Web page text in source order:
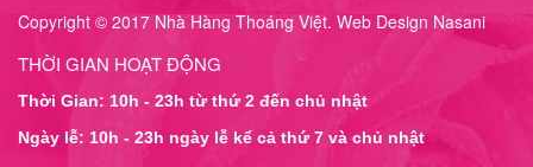
Copyright © 2017 Nhà Hàng Thoáng Việt. Web Design Nasani
THỜI GIAN HOẠT ĐỘNG
Thời Gian: 10h - 23h từ thứ 2 đến chủ nhật
Ngày lễ: 10h - 23h ngày lễ kể cả thứ 7 và chủ nhật